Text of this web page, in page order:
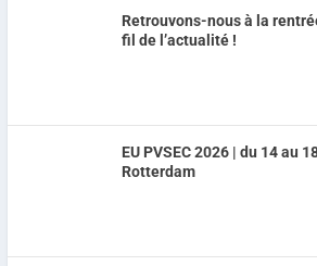
Retrouvons-nous à la
fil de l’actualité !
EU PVSEC 2026 | du 14 au
Rotterdam